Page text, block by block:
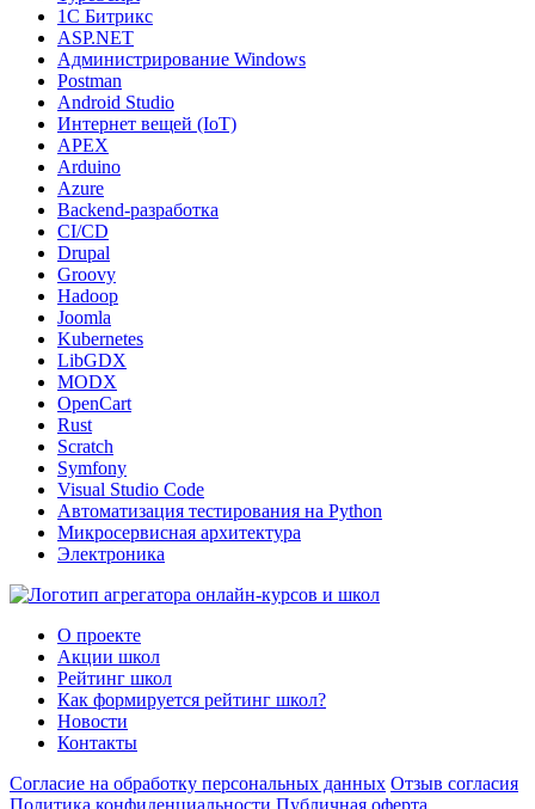
1С Битрикс
ASP.NET
Администрирование Windows
Postman
Android Studio
Интернет вещей (IoT)
APEX
Arduino
Azure
Backend-разработка
CI/CD
Drupal
Groovy
Hadoop
Joomla
Kubernetes
LibGDX
MODX
OpenCart
Rust
Scratch
Symfony
Visual Studio Code
Автоматизация тестирования на Python
Микросервисная архитектура
Электроника
О проекте
Акции школ
Рейтинг школ
Как формируется рейтинг школ?
Новости
Контакты
Согласие на обработку персональных данных Отзыв согласия
Политика конфиденциальности Публичная оферта